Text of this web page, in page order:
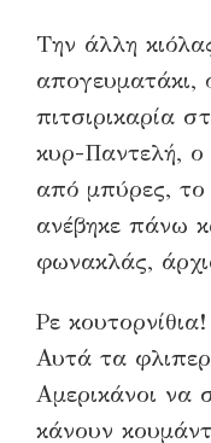
Την άλλη
απογευματάκι,
πιτσιρικαρία
κυρ-Παντελή, ο
από μπύρες,
ανέβηκε πάνω
φωνακλάς,
Ρε
Αυτά τα
Αμερικάνοι να
κάνουν